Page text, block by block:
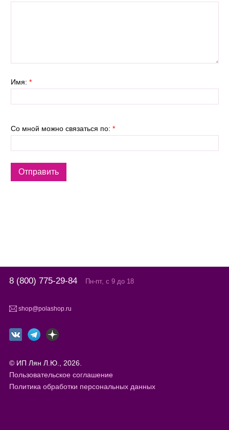
Имя: *
Со мной можно связаться по: *
8 (800) 775-29-84 Пн-пт, с 9 до 18
shop@polashop.ru
© ИП Лян Л.Ю., 2026.
Пользовательское соглашение
Политика обработки персональных данных